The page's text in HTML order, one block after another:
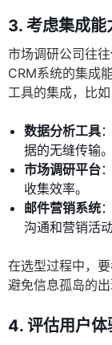
3. 考虑集成能
市场调研公司往
CRM系统的集成
工具的集成，比如
数据分析工具
据的无缝传输。
市场调研平台
收集效率。
邮件营销系统
沟通和营销活动
在选型过程中，
避免信息孤岛的出
4. 评估用户体